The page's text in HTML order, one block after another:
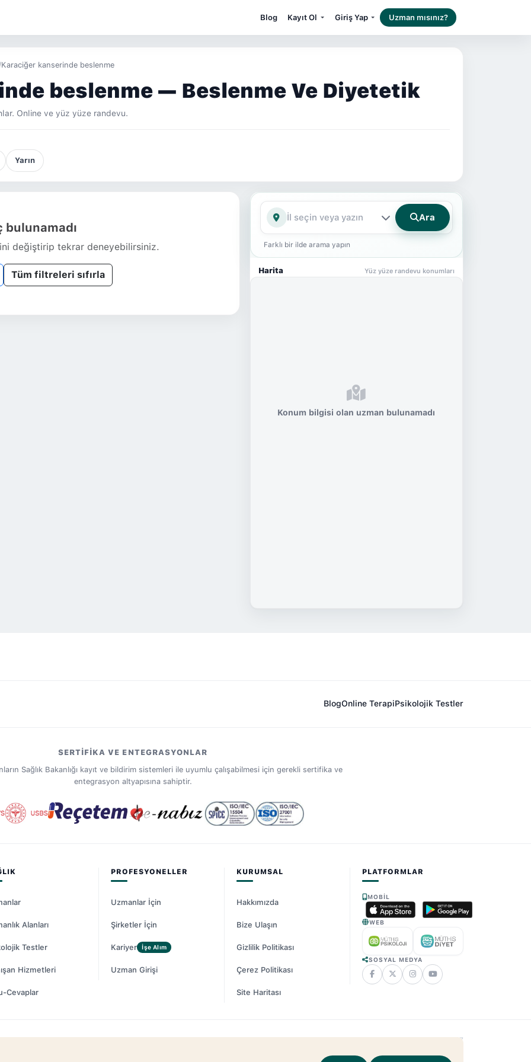
Blog Kayıt Ol Giriş Yap Uzman mısınız?
/Karaciğer kanserinde beslenme
beslenme — Beslenme Ve Diyetetik
Online ve yüz yüze randevu.
Yarın
bulunamadı
değiştirip tekrar deneyebilirsiniz.
Tüm filtreleri sıfırla
İl
Ara
Farklı bir ilde arama yapın
Harita Yüz yüze randevu konumları
Konum bilgisi olan uzman bulunamadı
BlogOnline TerapiPsikolojik Testler
SERTIFIKA VE ENTEGRASYONLAR
Sağlık Bakanlığı kayıt ve bildirim sistemleri ile uyumlu çalışabilmesi için gerekli sertifika ve
entegrasyon altyapısına sahiptir.
Alanları
Testler
Hizmetleri
Cevaplar
PROFESYONELLER
Uzmanlar İçin
Şirketler İçin
Kariyer İşe Alım
Uzman Girişi
KURUMSAL
Hakkımızda
Bize Ulaşın
Gizlilik Politikası
Çerez Politikası
Site Haritası
PLATFORMLAR
MOBIL
WEB
SOSYAL MEDYA
© 2025 - 2026 Müthiş Psikoloji. Tüm Hakları Saklıdır. v2.21.17